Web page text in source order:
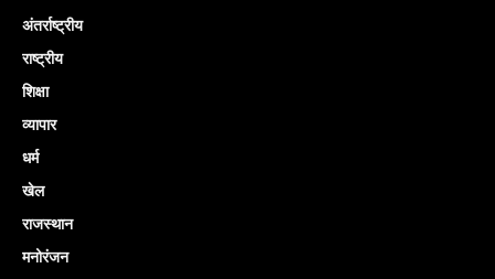
अंतर्राष्ट्रीय
राष्ट्रीय
शिक्षा
व्यापार
धर्म
खेल
राजस्थान
मनोरंजन